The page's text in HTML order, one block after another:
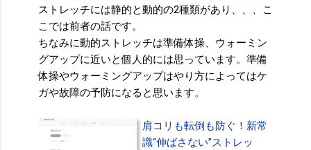
ストレッチには静的と動的の2種類があり、、、こ
こでは前者の話です。
ちなみに動的ストレッチは準備体操、ウォーミン
グアップに近いと個人的には思っています。準備
体操やウォーミングアップはやり方によってはケ
ガや故障の予防になると思います。
肩コリも転倒も防ぐ！新常
識“伸ばさない”ストレッ